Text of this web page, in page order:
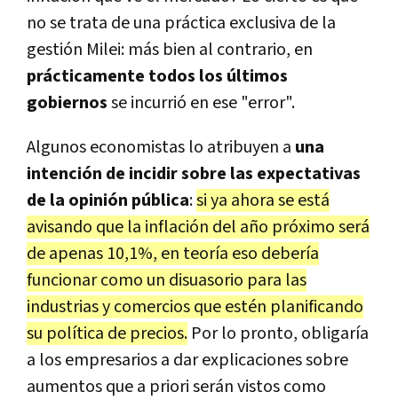
no se trata de una práctica exclusiva de la
gestión Milei: más bien al contrario, en
prácticamente todos los últimos
gobiernosse incurrió en ese "error".
Algunos economistas lo atribuyen a una
intención de incidir sobre las expectativas
de la opinión pública:si ya ahora se está
avisando que la inflación del año próximo será
de apenas 10,1%, en teoría eso debería
funcionar como un disuasorio para las
industrias y comercios que estén planificando
su política de precios. Por lo pronto, obligaría
a los empresarios a dar explicaciones sobre
aumentos que a priori serán vistos como